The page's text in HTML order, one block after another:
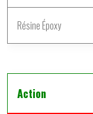
Résine Époxy
Action